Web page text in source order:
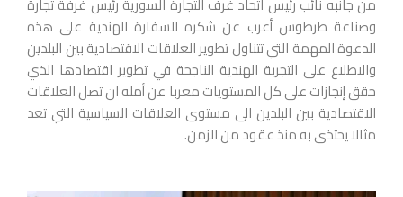
وصناعة طرطوس أعرب عن شكره للسفارة الهندية على هذه
الدعوة المهمة التي تتناول تطوير العلاقات الاقتصادية بين البلدين
والاطلاع على التجربة الهندية الناجحة في تطوير اقتصادها الذي
حقق إنجازات على كل المستويات معربا عن أمله ان تصل العلاقات
الاقتصادية بين البلدين الى مستوى العلاقات السياسية التي تعد
مثالا يحتذى به منذ عقود من الزمن.